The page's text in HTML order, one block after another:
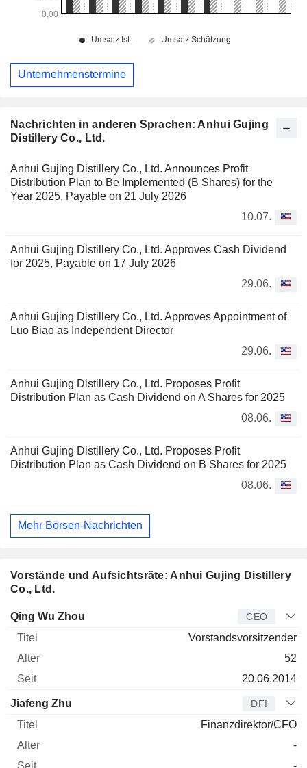
Nachrichten in anderen Sprachen: Anhui Gujing
Distillery Co., Ltd.
Anhui Gujing Distillery Co., Ltd. Announces Profit
Distribution Plan to Be Implemented (B Shares) for the
Year 2025, Payable on 21 July 2026
10.07.
Anhui Gujing Distillery Co., Ltd. Approves Cash Dividend
for 2025, Payable on 17 July 2026
29.06.
Anhui Gujing Distillery Co., Ltd. Approves Appointment of
Luo Biao as Independent Director
29.06.
Anhui Gujing Distillery Co., Ltd. Proposes Profit
Distribution Plan as Cash Dividend on A Shares for 2025
08.06.
Anhui Gujing Distillery Co., Ltd. Proposes Profit
Distribution Plan as Cash Dividend on B Shares for 2025
08.06.
Mehr Börsen-Nachrichten
Vorstände und Aufsichtsräte: Anhui Gujing Distillery
Co., Ltd.
Manager Titel
Qing Wu Zhou CEO
Vorstandsvorsitzender
52
20.06.2014
Jiafeng Zhu DFI
Finanzdirektor/CFO
-
-
Unternehmenstermine